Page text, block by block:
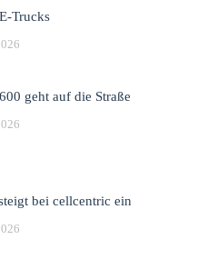
Trucks
geht auf die Straße
bei cellcentric ein